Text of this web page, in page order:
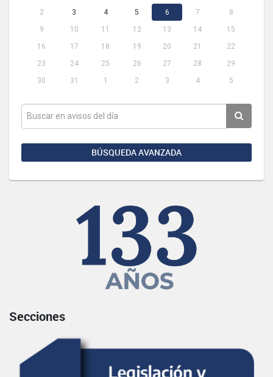
2
3 4 5 6 7
8
9
10 11 12 13 14
15
16
17 18 19 20 21
22
23
24 25 26 27 28
29
30
31 1 2 3 4 5
BÚSQUEDA AVANZADA
Secciones